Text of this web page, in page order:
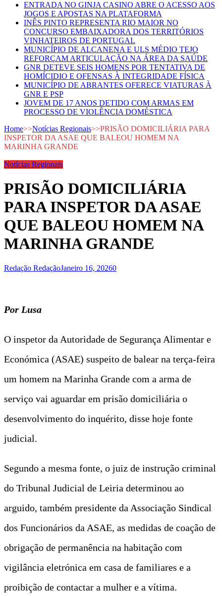
ENTRADA NO GINJA CASINO ABRE O ACESSO AOS
JOGOS E APOSTAS NA PLATAFORMA
INÊS PINTO REPRESENTA RIO MAIOR NO
CONCURSO EMBAIXADORA DOS TERRITÓRIOS
VINHATEIROS DE PORTUGAL
MUNICÍPIO DE ALCANENA E ULS MÉDIO TEJO
REFORÇAM ARTICULAÇÃO NA ÁREA DA SAÚDE
GNR DETEVE SEIS HOMENS POR TENTATIVA DE
HOMÍCIDIO E OFENSAS À INTEGRIDADE FÍSICA
MUNICÍPIO DE ABRANTES OFERECE VIATURAS À
GNR E PSP
JOVEM DE 17 ANOS DETIDO COM ARMAS EM
PROCESSO DE VIOLÊNCIA DOMÉSTICA
Home>>Notícias Regionais>>PRISÃO DOMICILIÁRIA PARA
INSPETOR DA ASAE QUE BALEOU HOMEM NA
MARINHA GRANDE
Notícias Regionais
PRISÃO DOMICILIÁRIA
PARA INSPETOR DA ASAE
QUE BALEOU HOMEM NA
MARINHA GRANDE
Redação RedaçãoJaneiro 16, 20260
Por Lusa
O inspetor da Autoridade de Segurança Alimentar e
Económica (ASAE) suspeito de balear na terça-feira
um homem na Marinha Grande com a arma de
serviço vai aguardar em prisão domiciliária o
desenvolvimento do inquérito, disse hoje fonte
judicial.
Segundo a mesma fonte, o juiz de instrução criminal
do Tribunal Judicial de Leiria determinou ao
arguido, também presidente da Associação Sindical
dos Funcionários da ASAE, as medidas de coação de
obrigação de permanência na habitação com
vigilância eletrónica em casa de familiares e a
proibição de contactar a mulher e a vítima.